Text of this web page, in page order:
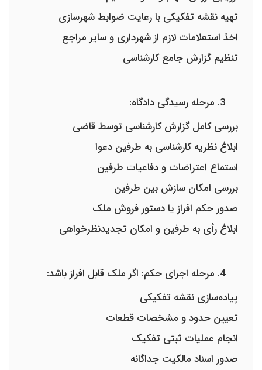
تهیه نقشه تفکیکی با رعایت ضوابط شهرسازی
اخذ استعلامات لازم از شهرداری و سایر مراجع
تنظیم گزارش جامع کارشناسی
مرحله رسیدگی دادگاه:
بررسی کامل گزارش کارشناسی توسط قاضی
ابلاغ نظریه کارشناسی به طرفین دعوا
استماع اعتراضات و دفاعیات طرفین
بررسی امکان سازش بین طرفین
صدور حکم افراز یا دستور فروش ملک
ابلاغ رأی به طرفین و امکان تجدیدنظرخواهی
مرحله اجرای حکم: اگر ملک قابل افراز باشد:
پیاده‌سازی نقشه تفکیکی
تعیین حدود و مشخصات قطعات
انجام عملیات ثبتی تفکیک
صدور اسناد مالکیت جداگانه